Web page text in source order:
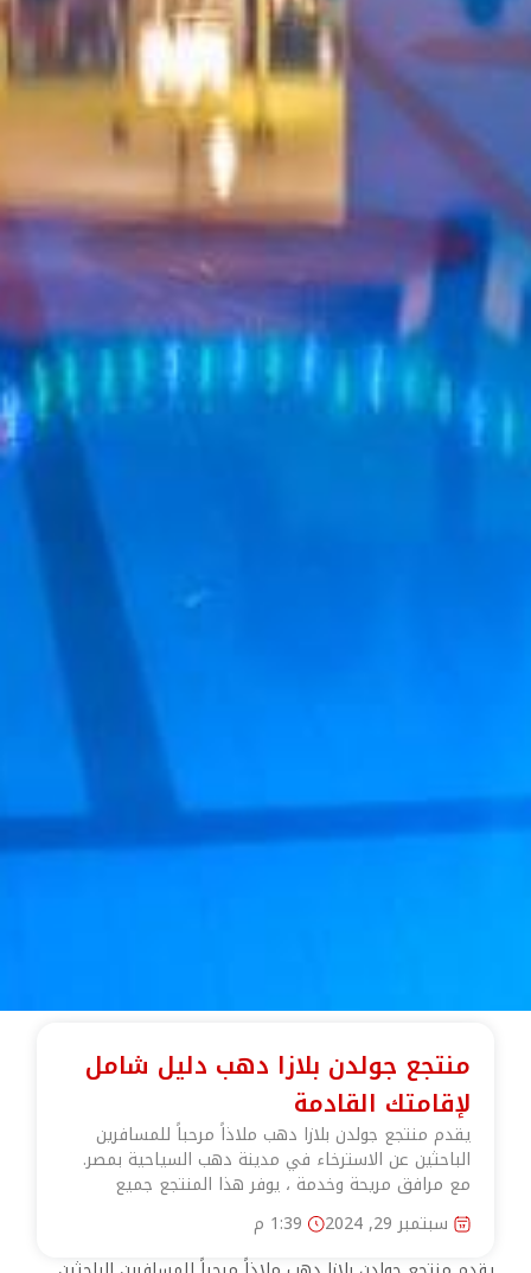
منتجع جولدن بلازا دهب دليل شامل
لإقامتك القادمة
يقدم منتجع جولدن بلازا دهب ملاذاً مرحباً للمسافرين
الباحثين عن الاسترخاء في مدينة دهب السياحية بمصر.
مع مرافق مريحة وخدمة ، يوفر هذا المنتجع جميع
سبتمبر 29, 2024
1:39 م